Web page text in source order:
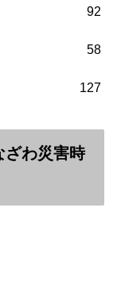
92
58
127
ざわ災害時